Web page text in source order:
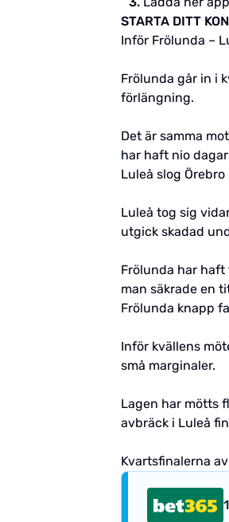
STARTA DITT
Inför Frölunda –
Frölunda går in i
förlängning.
Det är samma
har haft nio
Luleå slog
Luleå tog sig
utgick skadad
Frölunda har
man säkrade en
Frölunda knapp
Inför kvällens
små marginaler.
Lagen har mötts
avbräck i Luleå
Kvartsfinalerna